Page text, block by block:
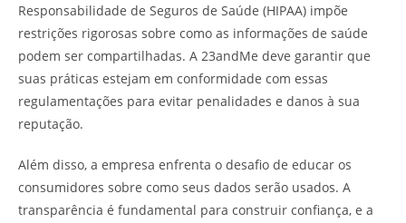
Responsabilidade de Seguros de Saúde (HIPAA) impõe
restrições rigorosas sobre como as informações de saúde
podem ser compartilhadas. A 23andMe deve garantir que
suas práticas estejam em conformidade com essas
regulamentações para evitar penalidades e danos à sua
reputação.
Além disso, a empresa enfrenta o desafio de educar os
consumidores sobre como seus dados serão usados. A
transparência é fundamental para construir confiança, e a